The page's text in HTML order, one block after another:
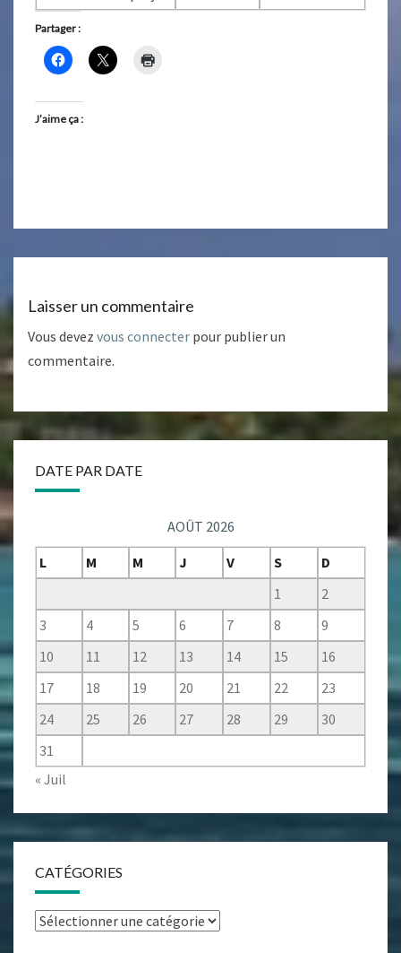
Partager :
J’aime ça :
Laisser un commentaire
Vous devez vous connecter pour publier un
commentaire.
DATE PAR DATE
AOÛT 2026
L
M M J V S
D
1
2
3
4 5 6 7 8
9
10
11 12 13 14 15
16
17
18 19 20 21 22
23
24
25 26 27 28 29
30
31
« Juil
CATÉGORIES
Catégories